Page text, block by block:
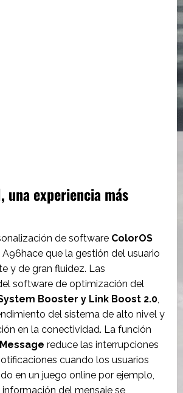
una experiencia más
de software ColorOS
A96hace que la gestión del usuario
y de gran fluidez. Las
software de optimización del
Booster y Link Boost 2.0,
del sistema de alto nivel y
en la conectividad. La función
reduce las interrupciones
cuando los usuarios
en un juego online por ejemplo,
del mensaje se